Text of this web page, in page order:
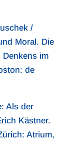
/
Moral. Die
im
de
Als der
Kästner.
Atrium,